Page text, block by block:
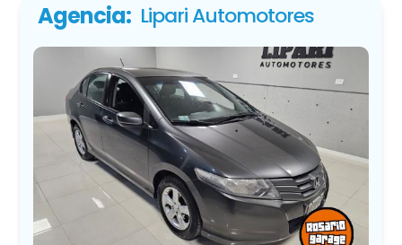
Agencia: Lipari Automotores